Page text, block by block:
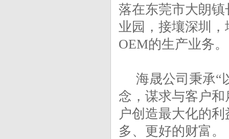
落在东莞市大朗
业园，接壤深圳
OEM的生产业务。
海晟公司秉承“
念，谋求与客户
户创造最大化的
多、更好的财富。